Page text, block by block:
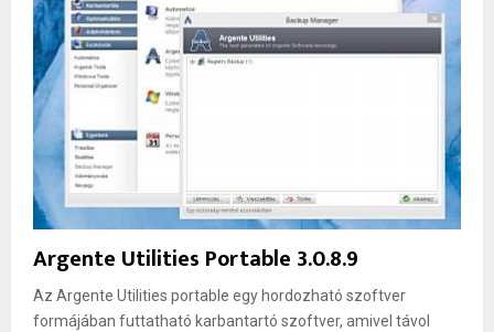
Argente Utilities Portable 3.0.8.9
Az Argente Utilities portable egy hordozható szoftver
formájában futtatható karbantartó szoftver, amivel távol